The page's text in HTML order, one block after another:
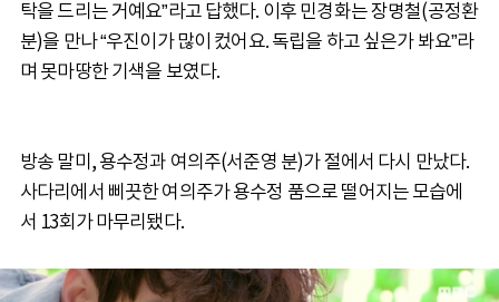
탁을 드리는 거예요”라고 답했다. 이후 민경화는 장명철(공정환
분)을 만나 “우진이가 많이 컸어요. 독립을 하고 싶은가 봐요”라
며 못마땅한 기색을 보였다.
방송 말미, 용수정과 여의주(서준영 분)가 절에서 다시 만났다.
사다리에서 삐끗한 여의주가 용수정 품으로 떨어지는 모습에
서 13회가 마무리됐다.